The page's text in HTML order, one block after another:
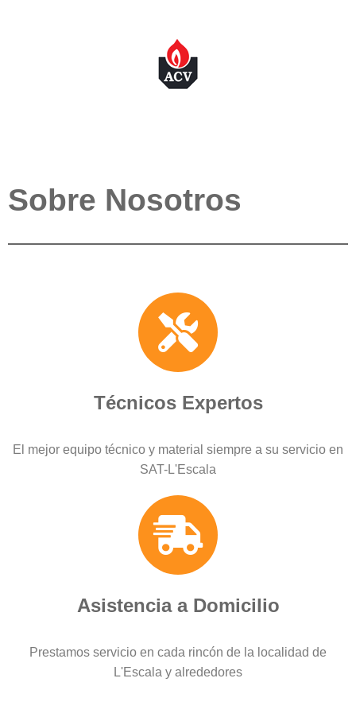
Sobre Nosotros
Técnicos Expertos
El mejor equipo técnico y material siempre a su servicio en
SAT-L'Escala
Asistencia a Domicilio
Prestamos servicio en cada rincón de la localidad de
L'Escala y alrededores